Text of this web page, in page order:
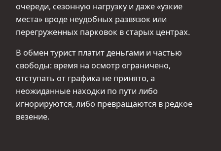
очереди, сезонную нагрузку и даже «узкие
места» вроде неудобных развязок или
перегруженных парковок в старых центрах.
В обмен турист платит деньгами и частью
свободы: время на осмотр ограничено,
отступать от графика не принято, а
неожиданные находки по пути либо
игнорируются, либо превращаются в редкое
везение.